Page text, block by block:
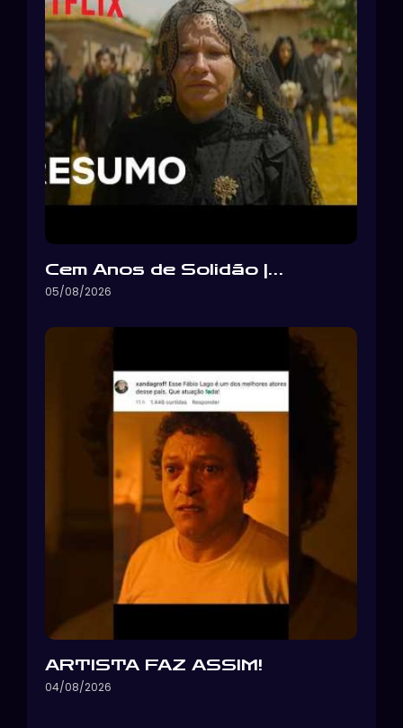
Cem Anos de Solidão |…
05/08/2026
ARTISTA FAZ ASSIM!
04/08/2026